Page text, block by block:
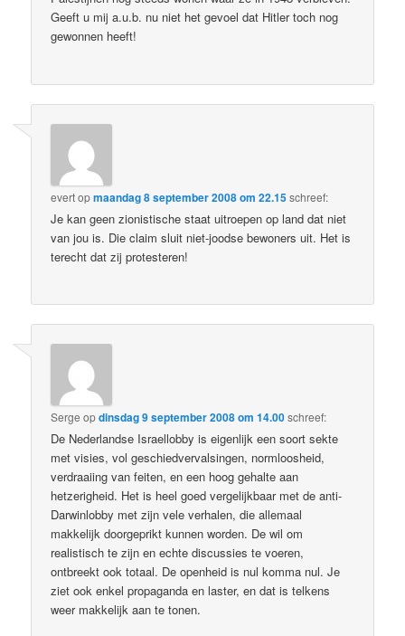
Geeft u mij a.u.b. nu niet het gevoel dat Hitler toch nog
gewonnen heeft!
evertopmaandag 8 september 2008 om 22.15schreef:
Je kan geen zionistische staat uitroepen op land dat niet
van jou is. Die claim sluit niet-joodse bewoners uit. Het is
terecht dat zij protesteren!
Serge opdinsdag 9 september 2008 om 14.00schreef:
De Nederlandse Israellobby is eigenlijk een soort sekte
met visies, vol geschiedvervalsingen, normloosheid,
verdraaiing van feiten, en een hoog gehalte aan
hetzerigheid. Het is heel goed vergelijkbaar met de anti-
Darwinlobby met zijn vele verhalen, die allemaal
makkelijk doorgeprikt kunnen worden. De wil om
realistisch te zijn en echte discussies te voeren,
ontbreekt ook totaal. De openheid is nul komma nul. Je
ziet ook enkel propaganda en laster, en dat is telkens
weer makkelijk aan te tonen.